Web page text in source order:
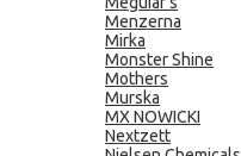
Menzerna
Mirka
Monster Shine
Mothers
Murska
MX NOWICKI
Nextzett